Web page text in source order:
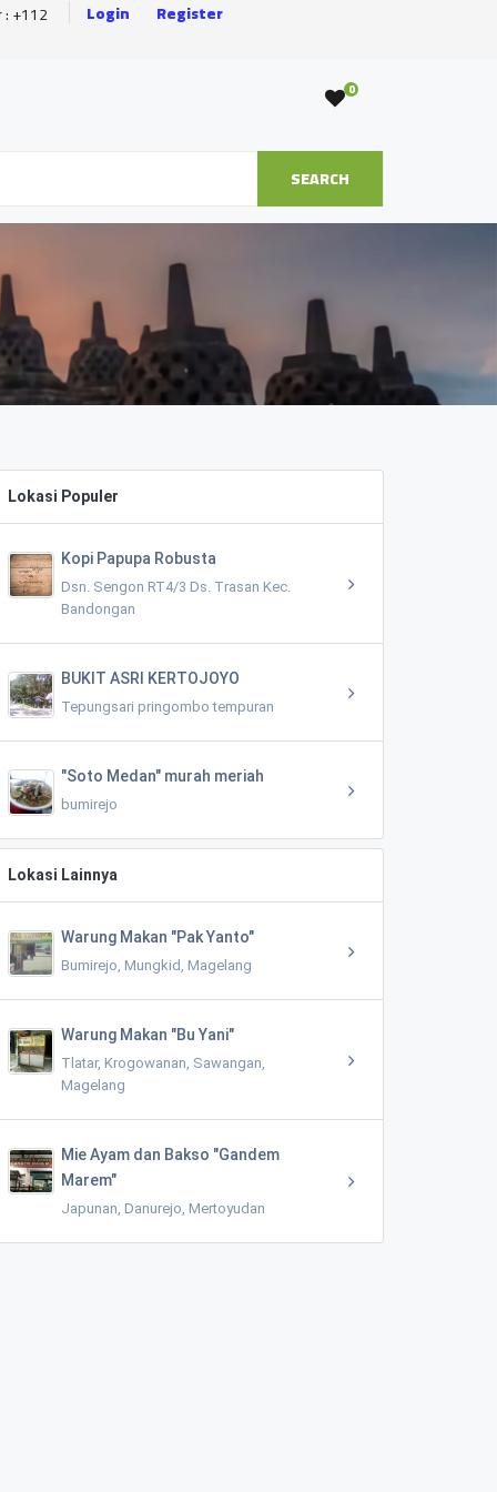
: +112 Login Register
0
SEARCH
Lokasi Populer
Kopi Papupa Robusta
Dsn. Sengon RT4/3 Ds. Trasan Kec.
Bandongan
BUKIT ASRI KERTOJOYO
Tepungsari pringombo tempuran
"Soto Medan" murah meriah
bumirejo
Lokasi Lainnya
Warung Makan "Pak Yanto"
Bumirejo, Mungkid, Magelang
Warung Makan "Bu Yani"
Tlatar, Krogowanan, Sawangan,
Magelang
Mie Ayam dan Bakso "Gandem
Marem"
Japunan, Danurejo, Mertoyudan